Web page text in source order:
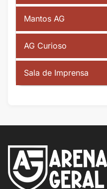
Mantos AG
AG Curioso
Sala de Imprensa